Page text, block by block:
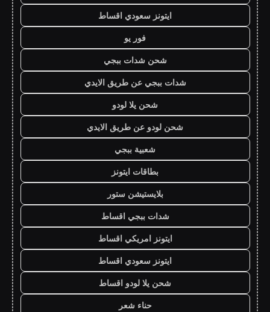
ايتونز سعودي اقساط
فور يو
شحن شدات ببجي
شدات ببجي عن طريق الايدي
شحن يلا لودو
شحن لودو عن طريق الايدي
شعبية ببجي
بطاقات ايتونز
بلايستيشن ستور
شدات ببجي اقساط
ايتونز امريكي اقساط
ايتونز سعودي اقساط
شحن يلا لودو اقساط
حناء شعر